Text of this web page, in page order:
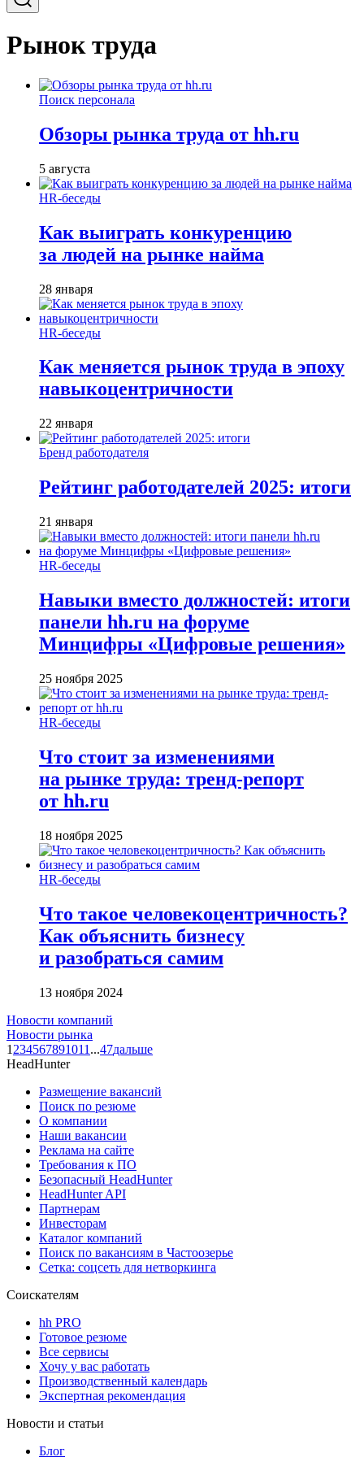
Рынок труда
Поиск персонала
Обзоры рынка труда от hh.ru
5 августа
HR-беседы
Как выиграть конкуренцию
за людей на рынке найма
28 января
HR-беседы
Как меняется рынок труда в эпоху
навыкоцентричности
22 января
Бренд работодателя
Рейтинг работодателей 2025: итоги
21 января
HR-беседы
Навыки вместо должностей: итоги
панели hh.ru на форуме
Минцифры «Цифровые решения»
25 ноября 2025
HR-беседы
Что стоит за изменениями
на рынке труда: тренд-репорт
от hh.ru
18 ноября 2025
HR-беседы
Что такое человеко­центричность?
Как объяснить бизнесу
и разобраться самим
13 ноября 2024
Новости компаний
Новости рынка
1 234567891011 ...47дальше
HeadHunter
Размещение вакансий
Поиск по резюме
О компании
Наши вакансии
Реклама на сайте
Требования к ПО
Безопасный HeadHunter
HeadHunter API
Партнерам
Инвесторам
Каталог компаний
Поиск по вакансиям в Частоозерье
Сетка: соцсеть для нетворкинга
Соискателям
hh PRO
Готовое резюме
Все сервисы
Хочу у вас работать
Производственный календарь
Экспертная рекомендация
Новости и статьи
Блог